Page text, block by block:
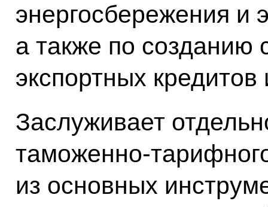
энергосбережения и
а также по созданию
экспортных
Заслуживает
таможенно-
из основных